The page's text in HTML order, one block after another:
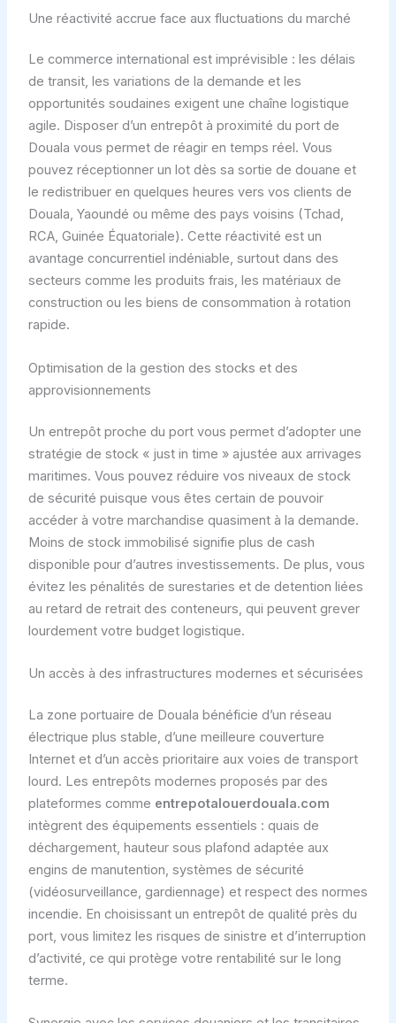
Une réactivité accrue face aux fluctuations du marché
Le commerce international est imprévisible : les délais
de transit, les variations de la demande et les
opportunités soudaines exigent une chaîne logistique
agile. Disposer d’un entrepôt à proximité du port de
Douala vous permet de réagir en temps réel. Vous
pouvez réceptionner un lot dès sa sortie de douane et
le redistribuer en quelques heures vers vos clients de
Douala, Yaoundé ou même des pays voisins (Tchad,
RCA, Guinée Équatoriale). Cette réactivité est un
avantage concurrentiel indéniable, surtout dans des
secteurs comme les produits frais, les matériaux de
construction ou les biens de consommation à rotation
rapide.
Optimisation de la gestion des stocks et des
approvisionnements
Un entrepôt proche du port vous permet d’adopter une
stratégie de stock « just in time » ajustée aux arrivages
maritimes. Vous pouvez réduire vos niveaux de stock
de sécurité puisque vous êtes certain de pouvoir
accéder à votre marchandise quasiment à la demande.
Moins de stock immobilisé signifie plus de cash
disponible pour d’autres investissements. De plus, vous
évitez les pénalités de surestaries et de detention liées
au retard de retrait des conteneurs, qui peuvent grever
lourdement votre budget logistique.
Un accès à des infrastructures modernes et sécurisées
La zone portuaire de Douala bénéficie d’un réseau
électrique plus stable, d’une meilleure couverture
Internet et d’un accès prioritaire aux voies de transport
lourd. Les entrepôts modernes proposés par des
plateformes comme entrepotalouerdouala.com
intègrent des équipements essentiels : quais de
déchargement, hauteur sous plafond adaptée aux
engins de manutention, systèmes de sécurité
(vidéosurveillance, gardiennage) et respect des normes
incendie. En choisissant un entrepôt de qualité près du
port, vous limitez les risques de sinistre et d’interruption
d’activité, ce qui protège votre rentabilité sur le long
terme.